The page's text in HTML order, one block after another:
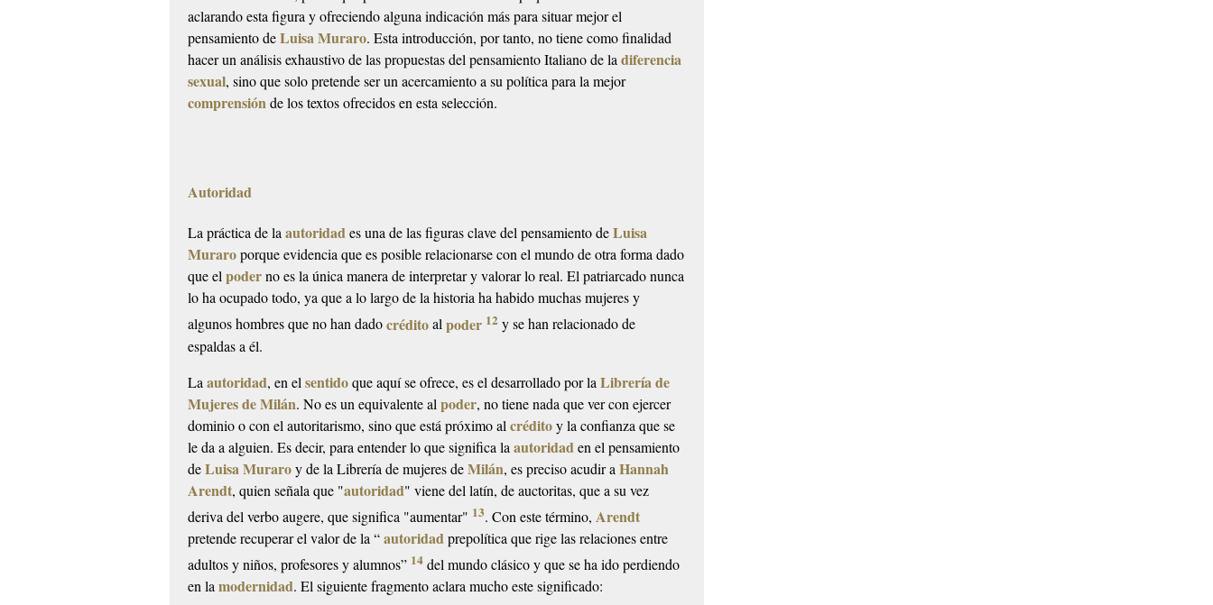
aclarando esta figura y ofreciendo alguna indicación más para situar mejor el
pensamiento deLuisa Muraro. Esta introducción, por tanto, no tiene como finalidad
hacer un análisis exhaustivo de las propuestas del pensamiento Italiano de ladiferencia
sexual, sino que solo pretende ser un acercamiento a su política para la mejor
comprensiónde los textos ofrecidos en esta selección.
Autoridad
La práctica de laautoridades una de las figuras clave del pensamiento deLuisa
Muraroporque evidencia que es posible relacionarse con el mundo de otra forma dado
que elpoderno es la única manera de interpretar y valorar lo real. El patriarcado nunca
lo ha ocupado todo, ya que a lo largo de la historia ha habido muchas mujeres y
algunos hombres que no han dadocréditoalpoder 12 y se han relacionado de
espaldas a él.
Laautoridad, en elsentidoque aquí se ofrece, es el desarrollado por laLibrería de
Mujeres de Milán. No es un equivalente alpoder, no tiene nada que ver con ejercer
dominio o con el autoritarismo, sino que está próximo alcréditoy la confianza que se
le da a alguien. Es decir, para entender lo que significa laautoridaden el pensamiento
deLuisa Muraroy de la Librería de mujeres deMilán, es preciso acudir aHannah
Arendt, quien señala que "autoridad" viene del latín, deauctoritas, que a su vez
deriva del verboaugere, que significa "aumentar" 13. Con este término, Arendt
pretende recuperar el valor de la “autoridadprepolítica que rige las relaciones entre
adultos y niños, profesores y alumnos” 14 del mundo clásico y que se ha ido perdiendo
en lamodernidad. El siguiente fragmento aclara mucho este significado: